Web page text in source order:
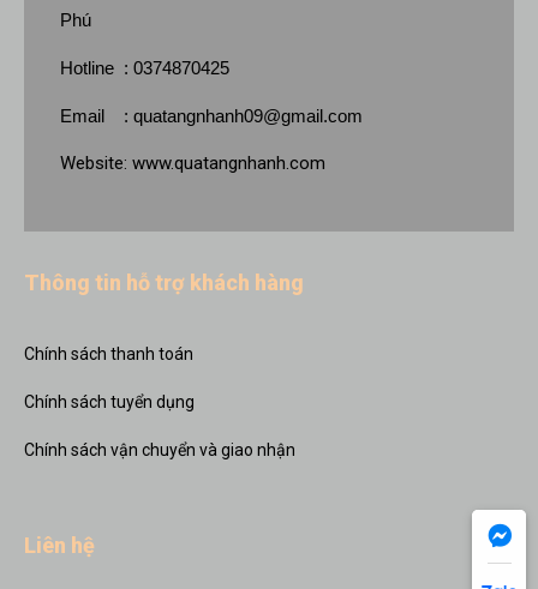
Phú
Hotline : 0374870425
Email : quatangnhanh09@gmail.com
Website: www.quatangnhanh.com
Thông tin hỗ trợ khách hàng
Chính sách thanh toán
Chính sách tuyển dụng
Chính sách vận chuyển và giao nhận
Liên hệ